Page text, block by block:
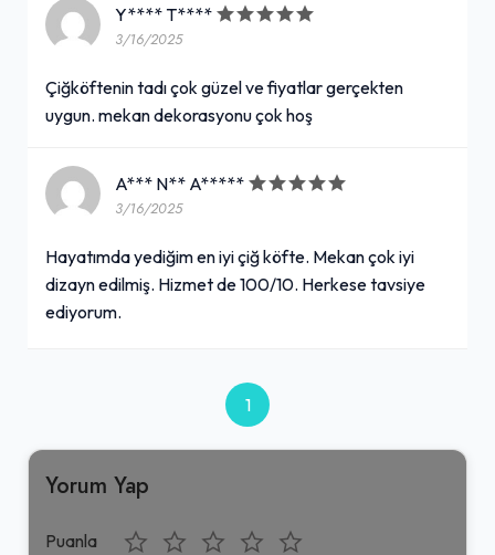
Y**** T****
3/16/2025
Çiğköftenin tadı çok güzel ve fiyatlar gerçekten
uygun. mekan dekorasyonu çok hoş
A*** N** A*****
3/16/2025
Hayatımda yediğim en iyi çiğ köfte. Mekan çok iyi
dizayn edilmiş. Hizmet de 100/10. Herkese tavsiye
ediyorum.
1
Yorum Yap
Puanla